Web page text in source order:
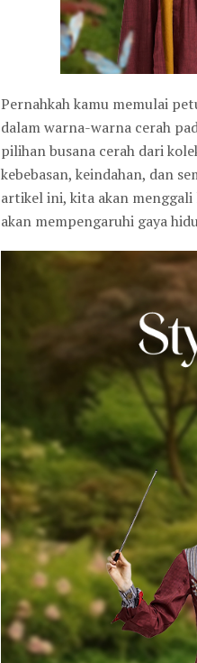
Pernahkah kamu memulai
dalam warna-warna cerah
pilihan busana cerah dari
kebebasan, keindahan, dan
artikel ini, kita akan
akan mempengaruhi gaya